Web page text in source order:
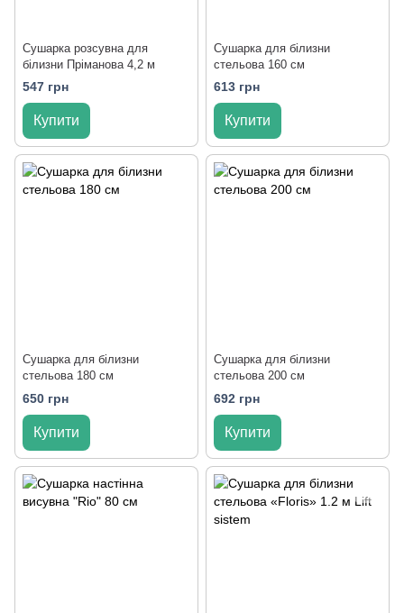
Сушарка розсувна для
білизни Пріманова 4,2 м
547 грн
Купити
Сушарка для білизни
стельова 160 см
613 грн
Купити
Сушарка для білизни
стельова 180 см
650 грн
Купити
Сушарка для білизни
стельова 200 см
692 грн
Купити